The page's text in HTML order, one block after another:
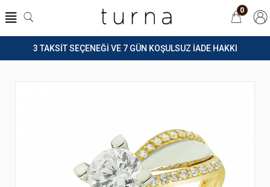
3 TAKSİT SEÇENEĞİ VE 7 GÜN KOŞULSUZ İADE HAKKI
0